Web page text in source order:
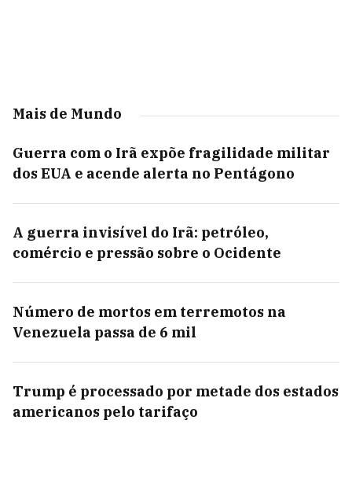
Mais de Mundo
Guerra com o Irã expõe fragilidade militar
dos EUA e acende alerta no Pentágono
A guerra invisível do Irã: petróleo,
comércio e pressão sobre o Ocidente
Número de mortos em terremotos na
Venezuela passa de 6 mil
Trump é processado por metade dos estados
americanos pelo tarifaço